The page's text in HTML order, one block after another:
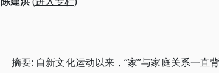
摘要: 自新文化运动以来，“家”与家庭关系一